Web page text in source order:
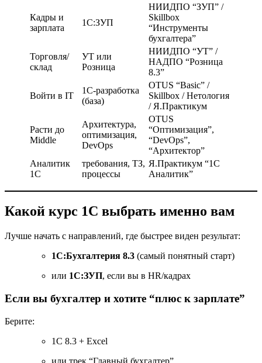
Кадры и
зарплата
1С:ЗУП
НИИДПО “ЗУП” /
Skillbox
“Инструменты
бухгалтера”
Торговля/
склад
УТ или
Розница
НИИДПО “УТ” /
НАДПО “Розница
8.3”
Войти в IT
1С-разработка
(база)
OTUS “Basic” /
Skillbox / Нетология
/ Я.Практикум
Расти до
Middle
Архитектура,
оптимизация,
DevOps
OTUS
“Оптимизация”,
“DevOps”,
“Архитектор”
Аналитик
1С
требования, ТЗ,
процессы
Я.Практикум “1С
Аналитик”
Какой курс 1С выбрать именно вам
Лучше начать с направлений, где быстрее виден результат:
1С:Бухгалтерия 8.3 (самый понятный старт)
или 1С:ЗУП, если вы в HR/кадрах
Если вы бухгалтер и хотите “плюс к зарплате”
Берите:
1С 8.3 + Excel
или трек “Главный бухгалтер”